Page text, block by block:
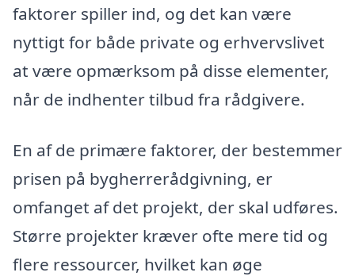
faktorer spiller ind, og det kan være
nyttigt for både private og erhvervslivet
at være opmærksom på disse elementer,
når de indhenter tilbud fra rådgivere.
En af de primære faktorer, der bestemmer
prisen på bygherrerådgivning, er
omfanget af det projekt, der skal udføres.
Større projekter kræver ofte mere tid og
flere ressourcer, hvilket kan øge